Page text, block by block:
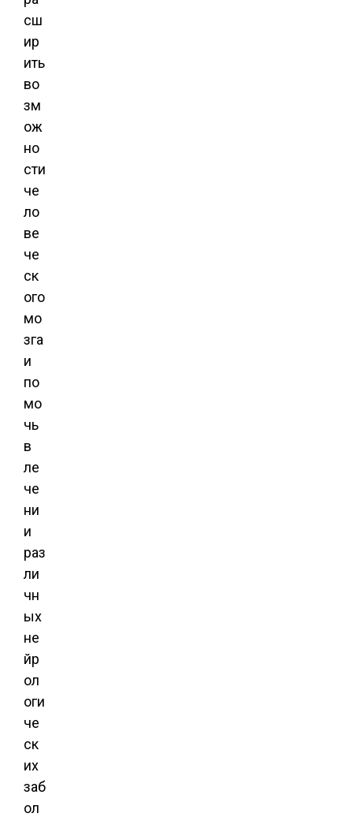
сш
ир
ить
во
зм
ож
но
сти
че
ло
ве
че
ск
ого
мо
зга
и
по
мо
чь
в
ле
че
ни
и
раз
ли
чн
ых
не
йр
ол
оги
че
ск
их
заб
ол